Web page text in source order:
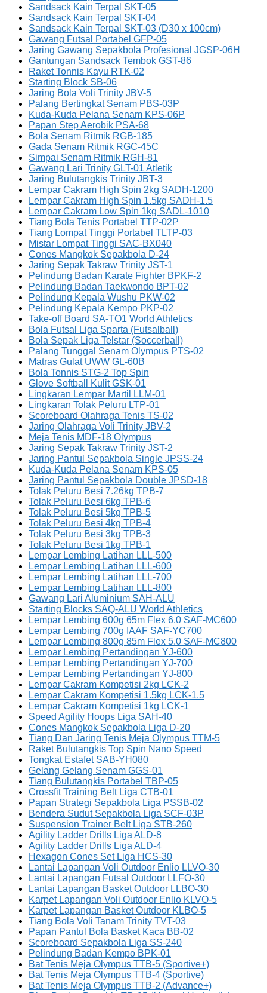
Sandsack Kain Terpal SKT-05
Sandsack Kain Terpal SKT-04
Sandsack Kain Terpal SKT-03 (D30 x 100cm)
Gawang Futsal Portabel GFP-05
Jaring Gawang Sepakbola Profesional JGSP-06H
Gantungan Sandsack Tembok GST-86
Raket Tonnis Kayu RTK-02
Starting Block SB-06
Jaring Bola Voli Trinity JBV-5
Palang Bertingkat Senam PBS-03P
Kuda-Kuda Pelana Senam KPS-06P
Papan Step Aerobik PSA-68
Bola Senam Ritmik RGB-185
Gada Senam Ritmik RGC-45C
Simpai Senam Ritmik RGH-81
Gawang Lari Trinity GLT-01 Atletik
Jaring Bulutangkis Trinity JBT-3
Lempar Cakram High Spin 2kg SADH-1200
Lempar Cakram High Spin 1.5kg SADH-1.5
Lempar Cakram Low Spin 1kg SADL-1010
Tiang Bola Tenis Portabel TTP-02P
Tiang Lompat Tinggi Portabel TLTP-03
Mistar Lompat Tinggi SAC-BX040
Cones Mangkok Sepakbola D-24
Jaring Sepak Takraw Trinity JST-1
Pelindung Badan Karate Fighter BPKF-2
Pelindung Badan Taekwondo BPT-02
Pelindung Kepala Wushu PKW-02
Pelindung Kepala Kempo PKP-02
Take-off Board SA-TO1 World Athletics
Bola Futsal Liga Sparta (Futsalball)
Bola Sepak Liga Telstar (Soccerball)
Palang Tunggal Senam Olympus PTS-02
Matras Gulat UWW GL-60B
Bola Tonnis STG-2 Top Spin
Glove Softball Kulit GSK-01
Lingkaran Lempar Martil LLM-01
Lingkaran Tolak Peluru LTP-01
Scoreboard Olahraga Tenis TS-02
Jaring Olahraga Voli Trinity JBV-2
Meja Tenis MDF-18 Olympus
Jaring Sepak Takraw Trinity JST-2
Jaring Pantul Sepakbola Single JPSS-24
Kuda-Kuda Pelana Senam KPS-05
Jaring Pantul Sepakbola Double JPSD-18
Tolak Peluru Besi 7.26kg TPB-7
Tolak Peluru Besi 6kg TPB-6
Tolak Peluru Besi 5kg TPB-5
Tolak Peluru Besi 4kg TPB-4
Tolak Peluru Besi 3kg TPB-3
Tolak Peluru Besi 1kg TPB-1
Lempar Lembing Latihan LLL-500
Lempar Lembing Latihan LLL-600
Lempar Lembing Latihan LLL-700
Lempar Lembing Latihan LLL-800
Gawang Lari Aluminium SAH-ALU
Starting Blocks SAQ-ALU World Athletics
Lempar Lembing 600g 65m Flex 6.0 SAF-MC600
Lempar Lembing 700g IAAF SAF-YC700
Lempar Lembing 800g 85m Flex 5.0 SAF-MC800
Lempar Lembing Pertandingan YJ-600
Lempar Lembing Pertandingan YJ-700
Lempar Lembing Pertandingan YJ-800
Lempar Cakram Kompetisi 2kg LCK-2
Lempar Cakram Kompetisi 1.5kg LCK-1.5
Lempar Cakram Kompetisi 1kg LCK-1
Speed Agility Hoops Liga SAH-40
Cones Mangkok Sepakbola Liga D-20
Tiang Dan Jaring Tenis Meja Olympus TTM-5
Raket Bulutangkis Top Spin Nano Speed
Tongkat Estafet SAB-YH080
Gelang Gelang Senam GGS-01
Tiang Bulutangkis Portabel TBP-05
Crossfit Training Belt Liga CTB-01
Papan Strategi Sepakbola Liga PSSB-02
Bendera Sudut Sepakbola Liga SCF-03P
Suspension Trainer Belt Liga STB-260
Agility Ladder Drills Liga ALD-8
Agility Ladder Drills Liga ALD-4
Hexagon Cones Set Liga HCS-30
Lantai Lapangan Voli Outdoor Enlio LLVO-30
Lantai Lapangan Futsal Outdoor LLFO-30
Lantai Lapangan Basket Outdoor LLBO-30
Karpet Lapangan Voli Outdoor Enlio KLVO-5
Karpet Lapangan Basket Outdoor KLBO-5
Tiang Bola Voli Tanam Trinity TVT-03
Papan Pantul Bola Basket Kaca BB-02
Scoreboard Sepakbola Liga SS-240
Pelindung Badan Kempo BPK-01
Bat Tenis Meja Olympus TTB-5 (Sportive+)
Bat Tenis Meja Olympus TTB-4 (Sportive)
Bat Tenis Meja Olympus TTB-2 (Advance+)